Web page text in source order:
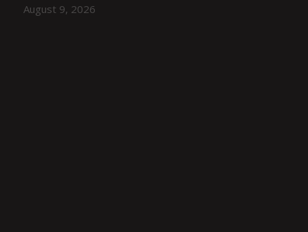
August 9, 2026